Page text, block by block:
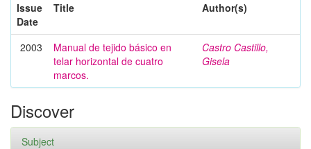
Issue
Date
Title Author(s)
2003
Manual de tejido básico en
telar horizontal de cuatro
marcos.
Castro Castillo,
Gisela
Discover
Subject